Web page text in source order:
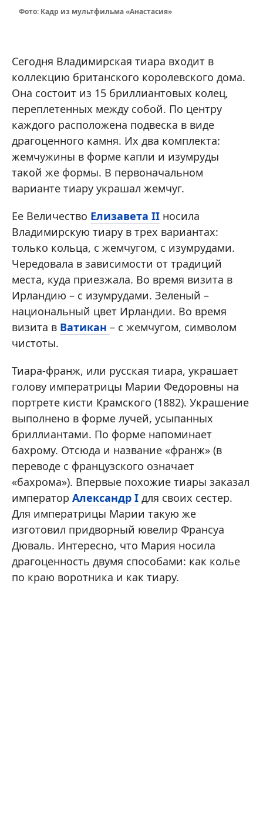
Фото: Кадр из мультфильма «Анастасия»
Сегодня Владимирская тиара входит в
коллекцию британского королевского дома.
Она состоит из 15 бриллиантовых колец,
переплетенных между собой. По центру
каждого расположена подвеска в виде
драгоценного камня. Их два комплекта:
жемчужины в форме капли и изумруды
такой же формы. В первоначальном
варианте тиару украшал жемчуг.
Ее Величество Елизавета II носила
Владимирскую тиару в трех вариантах:
только кольца, с жемчугом, с изумрудами.
Чередовала в зависимости от традиций
места, куда приезжала. Во время визита в
Ирландию – с изумрудами. Зеленый –
национальный цвет Ирландии. Во время
визита в Ватикан – с жемчугом, символом
чистоты.
Тиара-франж, или русская тиара, украшает
голову императрицы Марии Федоровны на
портрете кисти Крамского (1882). Украшение
выполнено в форме лучей, усыпанных
бриллиантами. По форме напоминает
бахрому. Отсюда и название «франж» (в
переводе с французского означает
«бахрома»). Впервые похожие тиары заказал
император Александр I для своих сестер.
Для императрицы Марии такую же
изготовил придворный ювелир Франсуа
Дюваль. Интересно, что Мария носила
драгоценность двумя способами: как колье
по краю воротника и как тиару.